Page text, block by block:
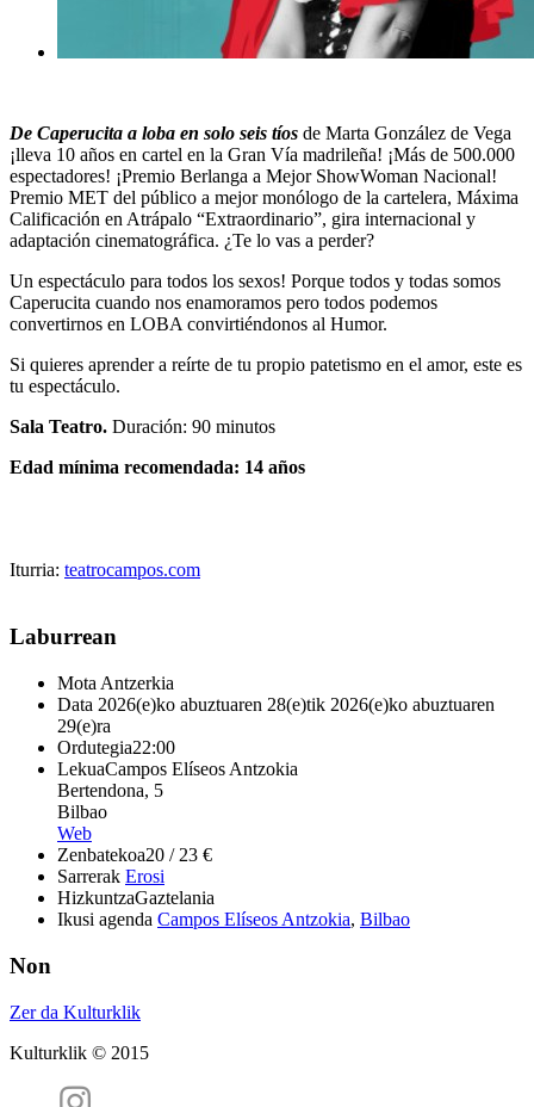
De Caperucita a loba en solo seis tíos de Marta González de Vega
¡lleva 10 años en cartel en la Gran Vía madrileña! ¡Más de 500.000
espectadores! ¡Premio Berlanga a Mejor ShowWoman Nacional!
Premio MET del público a mejor monólogo de la cartelera, Máxima
Calificación en Atrápalo “Extraordinario”, gira internacional y
adaptación cinematográfica. ¿Te lo vas a perder?
Un espectáculo para todos los sexos! Porque todos y todas somos
Caperucita cuando nos enamoramos pero todos podemos
convertirnos en LOBA convirtiéndonos al Humor.
Si quieres aprender a reírte de tu propio patetismo en el amor, este es
tu espectáculo.
Sala Teatro. Duración: 90 minutos
Edad mínima recomendada: 14 años
Iturria: teatrocampos.com
Laburrean
Mota Antzerkia
Data 2026(e)ko abuztuaren 28(e)tik 2026(e)ko abuztuaren
29(e)ra
Ordutegia22:00
LekuaCampos Elíseos Antzokia
Bertendona, 5
Bilbao
Web
Zenbatekoa20 / 23 €
Sarrerak Erosi
HizkuntzaGaztelania
Ikusi agenda Campos Elíseos Antzokia, Bilbao
Non
Zer da Kulturklik
Kulturklik © 2015